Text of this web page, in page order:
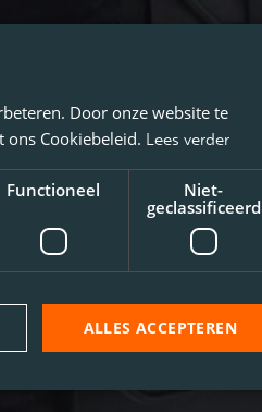
Door onze website te
Cookiebeleid. Lees verder
Functioneel
Niet-
geclassificeerd
ALLES ACCEPTEREN